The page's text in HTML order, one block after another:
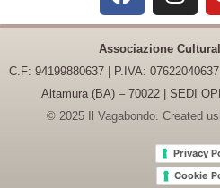
Associazione
C.F: 94199880637 | P.IVA: 07622040637
Altamura (BA) – 70022 | SEDI
© 2025 Il Vagabondo. Created
Privacy
Cookie